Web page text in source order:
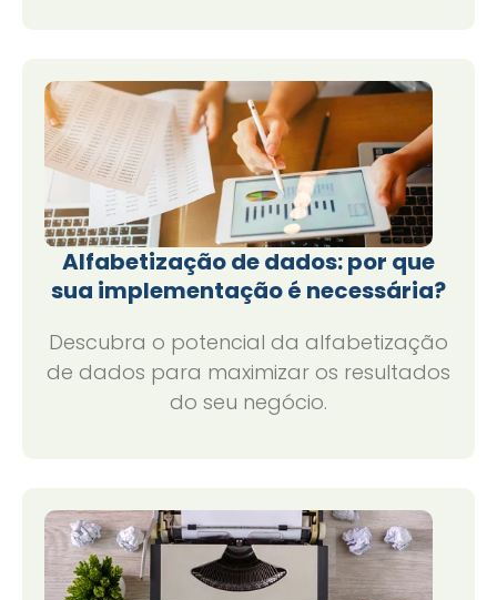
Alfabetização de dados: por que
sua implementação é necessária?
Descubra o potencial da alfabetização
de dados para maximizar os resultados
do seu negócio.